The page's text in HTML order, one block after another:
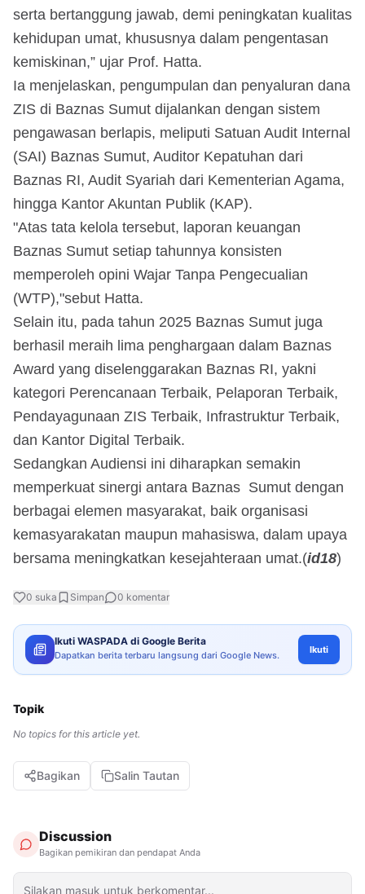
serta bertanggung jawab, demi peningkatan kualitas
kehidupan umat, khususnya dalam pengentasan
kemiskinan,” ujar Prof. Hatta.
Ia menjelaskan, pengumpulan dan penyaluran dana
ZIS di Baznas Sumut dijalankan dengan sistem
pengawasan berlapis, meliputi Satuan Audit Internal
(SAI) Baznas Sumut, Auditor Kepatuhan dari
Baznas RI, Audit Syariah dari Kementerian Agama,
hingga Kantor Akuntan Publik (KAP).
"Atas tata kelola tersebut, laporan keuangan
Baznas Sumut setiap tahunnya konsisten
memperoleh opini Wajar Tanpa Pengecualian
(WTP),"sebut Hatta.
Selain itu, pada tahun 2025 Baznas Sumut juga
berhasil meraih lima penghargaan dalam Baznas
Award yang diselenggarakan Baznas RI, yakni
kategori Perencanaan Terbaik, Pelaporan Terbaik,
Pendayagunaan ZIS Terbaik, Infrastruktur Terbaik,
dan Kantor Digital Terbaik.
Sedangkan Audiensi ini diharapkan semakin
memperkuat sinergi antara Baznas Sumut dengan
berbagai elemen masyarakat, baik organisasi
kemasyarakatan maupun mahasiswa, dalam upaya
bersama meningkatkan kesejahteraan umat.(id18)
0 suka Simpan 0 komentar
Ikuti WASPADA di Google Berita
Dapatkan berita terbaru langsung dari Google News. Ikuti
Topik
No topics for this article yet.
Bagikan Salin Tautan
Discussion
Bagikan pemikiran dan pendapat Anda